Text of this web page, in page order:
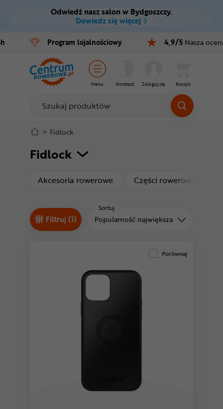
Ctrl M
Menu główne
Filtry
Produkty
Mapa strony
Odwiedź nasz salon w Bydgoszczy.
Dowiedz się więcej
Program lojalnościowy 4,9/5 Nasza
Menu Kontrast Zaloguj się Koszyk
Rowery
E-bike
Części
Akcesoria
Odzież
Kaski
Buty
Odżywki
Superoferta
> Fidlock
Fidlock
Akcesoria rowerowe produktyCzęści rowerowe
Filtruj (1)
Sortuj
Sortuj od
Popularność największa
Porównaj